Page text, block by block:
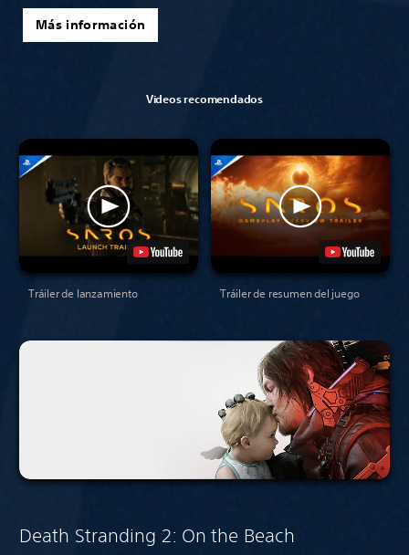
Más información
Videos recomendados
Tráiler de lanzamiento Tráiler de resumen del juego
Death Stranding 2: On the Beach